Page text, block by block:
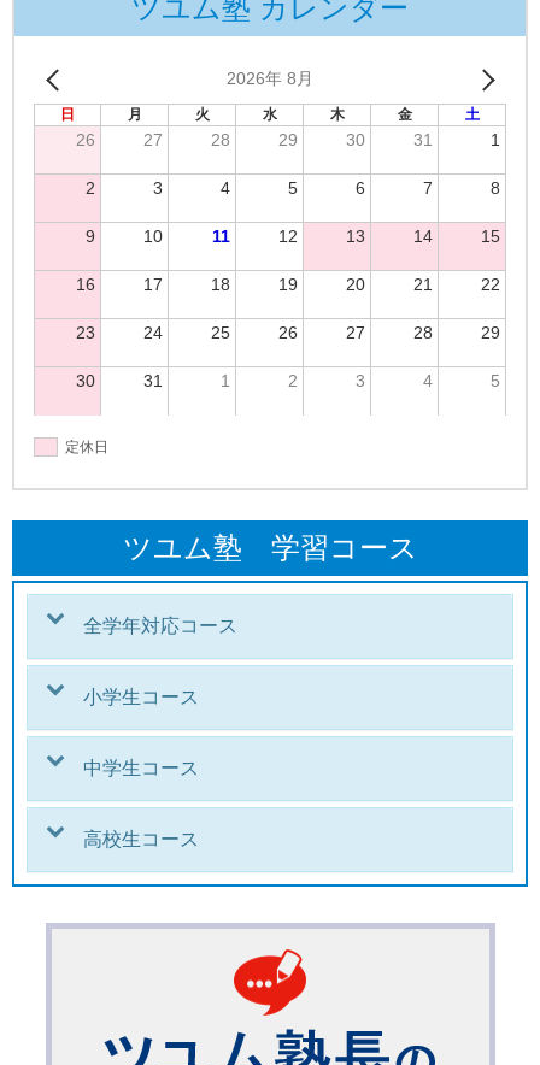
ツユム塾 カレンダー
2026年 8月
日 月 火 水 木 金 土
26 27 28 29 30 31 1
2 3 4 5 6 7 8
9 10 11 12 13 14 15
16 17 18 19 20 21 22
23 24 25 26 27 28 29
30 31 1 2 3 4 5
定休日
ツユム塾 学習コース
全学年対応コース
小学生コース
中学生コース
高校生コース